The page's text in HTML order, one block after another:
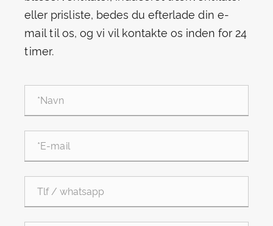
eller prisliste, bedes du efterlade din e-
mail til os, og vi vil kontakte os inden for 24
timer.